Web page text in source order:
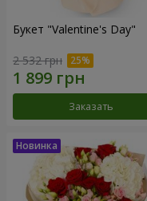
Букет "Valentine's Day"
2 532 грн
Заказать